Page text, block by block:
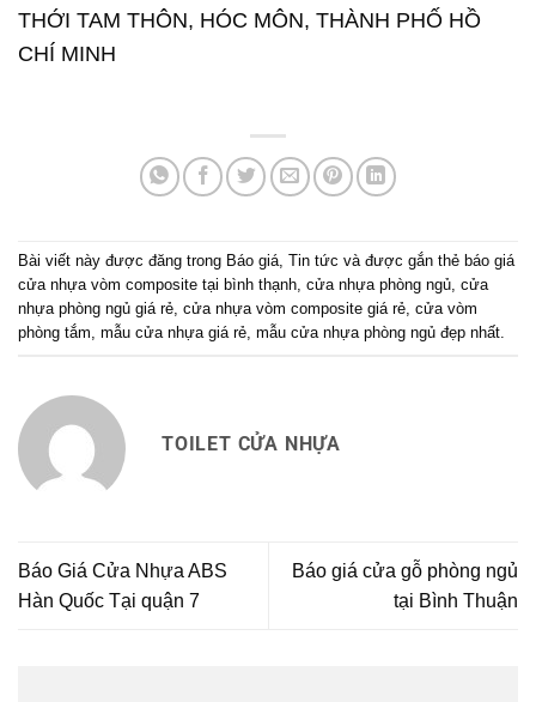
THỚI TAM THÔN, HÓC MÔN, THÀNH PHỐ HỒ
CHÍ MINH
Bài viết này được đăng trong Báo giá, Tin tức và được gắn thẻ báo giá
cửa nhựa vòm composite tại bình thạnh, cửa nhựa phòng ngủ, cửa
nhựa phòng ngủ giá rẻ, cửa nhựa vòm composite giá rẻ, cửa vòm
phòng tắm, mẫu cửa nhựa giá rẻ, mẫu cửa nhựa phòng ngủ đẹp nhất.
TOILET CỬA NHỰA
Báo Giá Cửa Nhựa ABS
Hàn Quốc Tại quận 7
Báo giá cửa gỗ phòng ngủ
tại Bình Thuận